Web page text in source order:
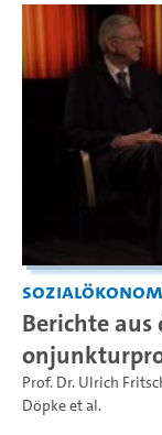
Berichte
Prof. Dr. Ulrich
Döpkeet al.